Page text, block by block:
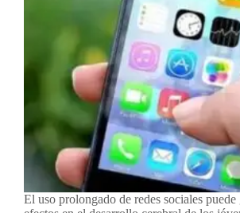
El uso prolongado de redes sociales puede